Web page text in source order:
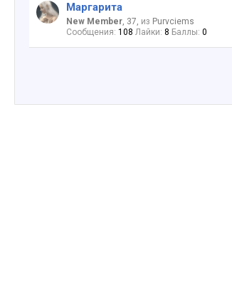
Маргарита
New Member, 37, из Purvciems
Сообщения: 108 Лайки: 8 Баллы: 0